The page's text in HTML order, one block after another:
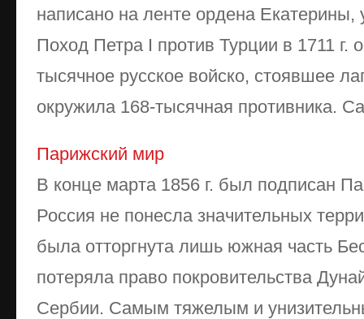
написано на ленте ордена
Поход Петра I против Турции в 1711 г.
тысячное русское войско, стоявшее
окружила 168-тысячная противника.
Парижский мир
В конце марта 1856 г. был подписан
Россия не понесла значительных
была отторгнута лишь южная часть
потеряла право покровительства
Сербии. Самым тяжелым и